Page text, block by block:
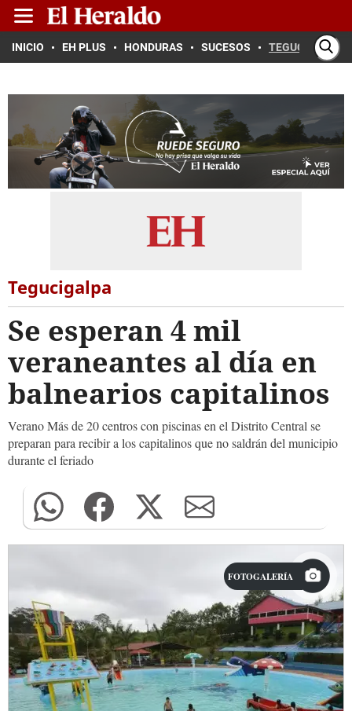
INICIO EH PLUS HONDURAS SUCESOS TEGUCIGALPA
Tegucigalpa
Se esperan 4 mil
veraneantes al día en
balnearios capitalinos
Verano Más de 20 centros con piscinas en el Distrito Central se
preparan para recibir a los capitalinos que no saldrán del municipio
durante el feriado
FOTOGALERÍA